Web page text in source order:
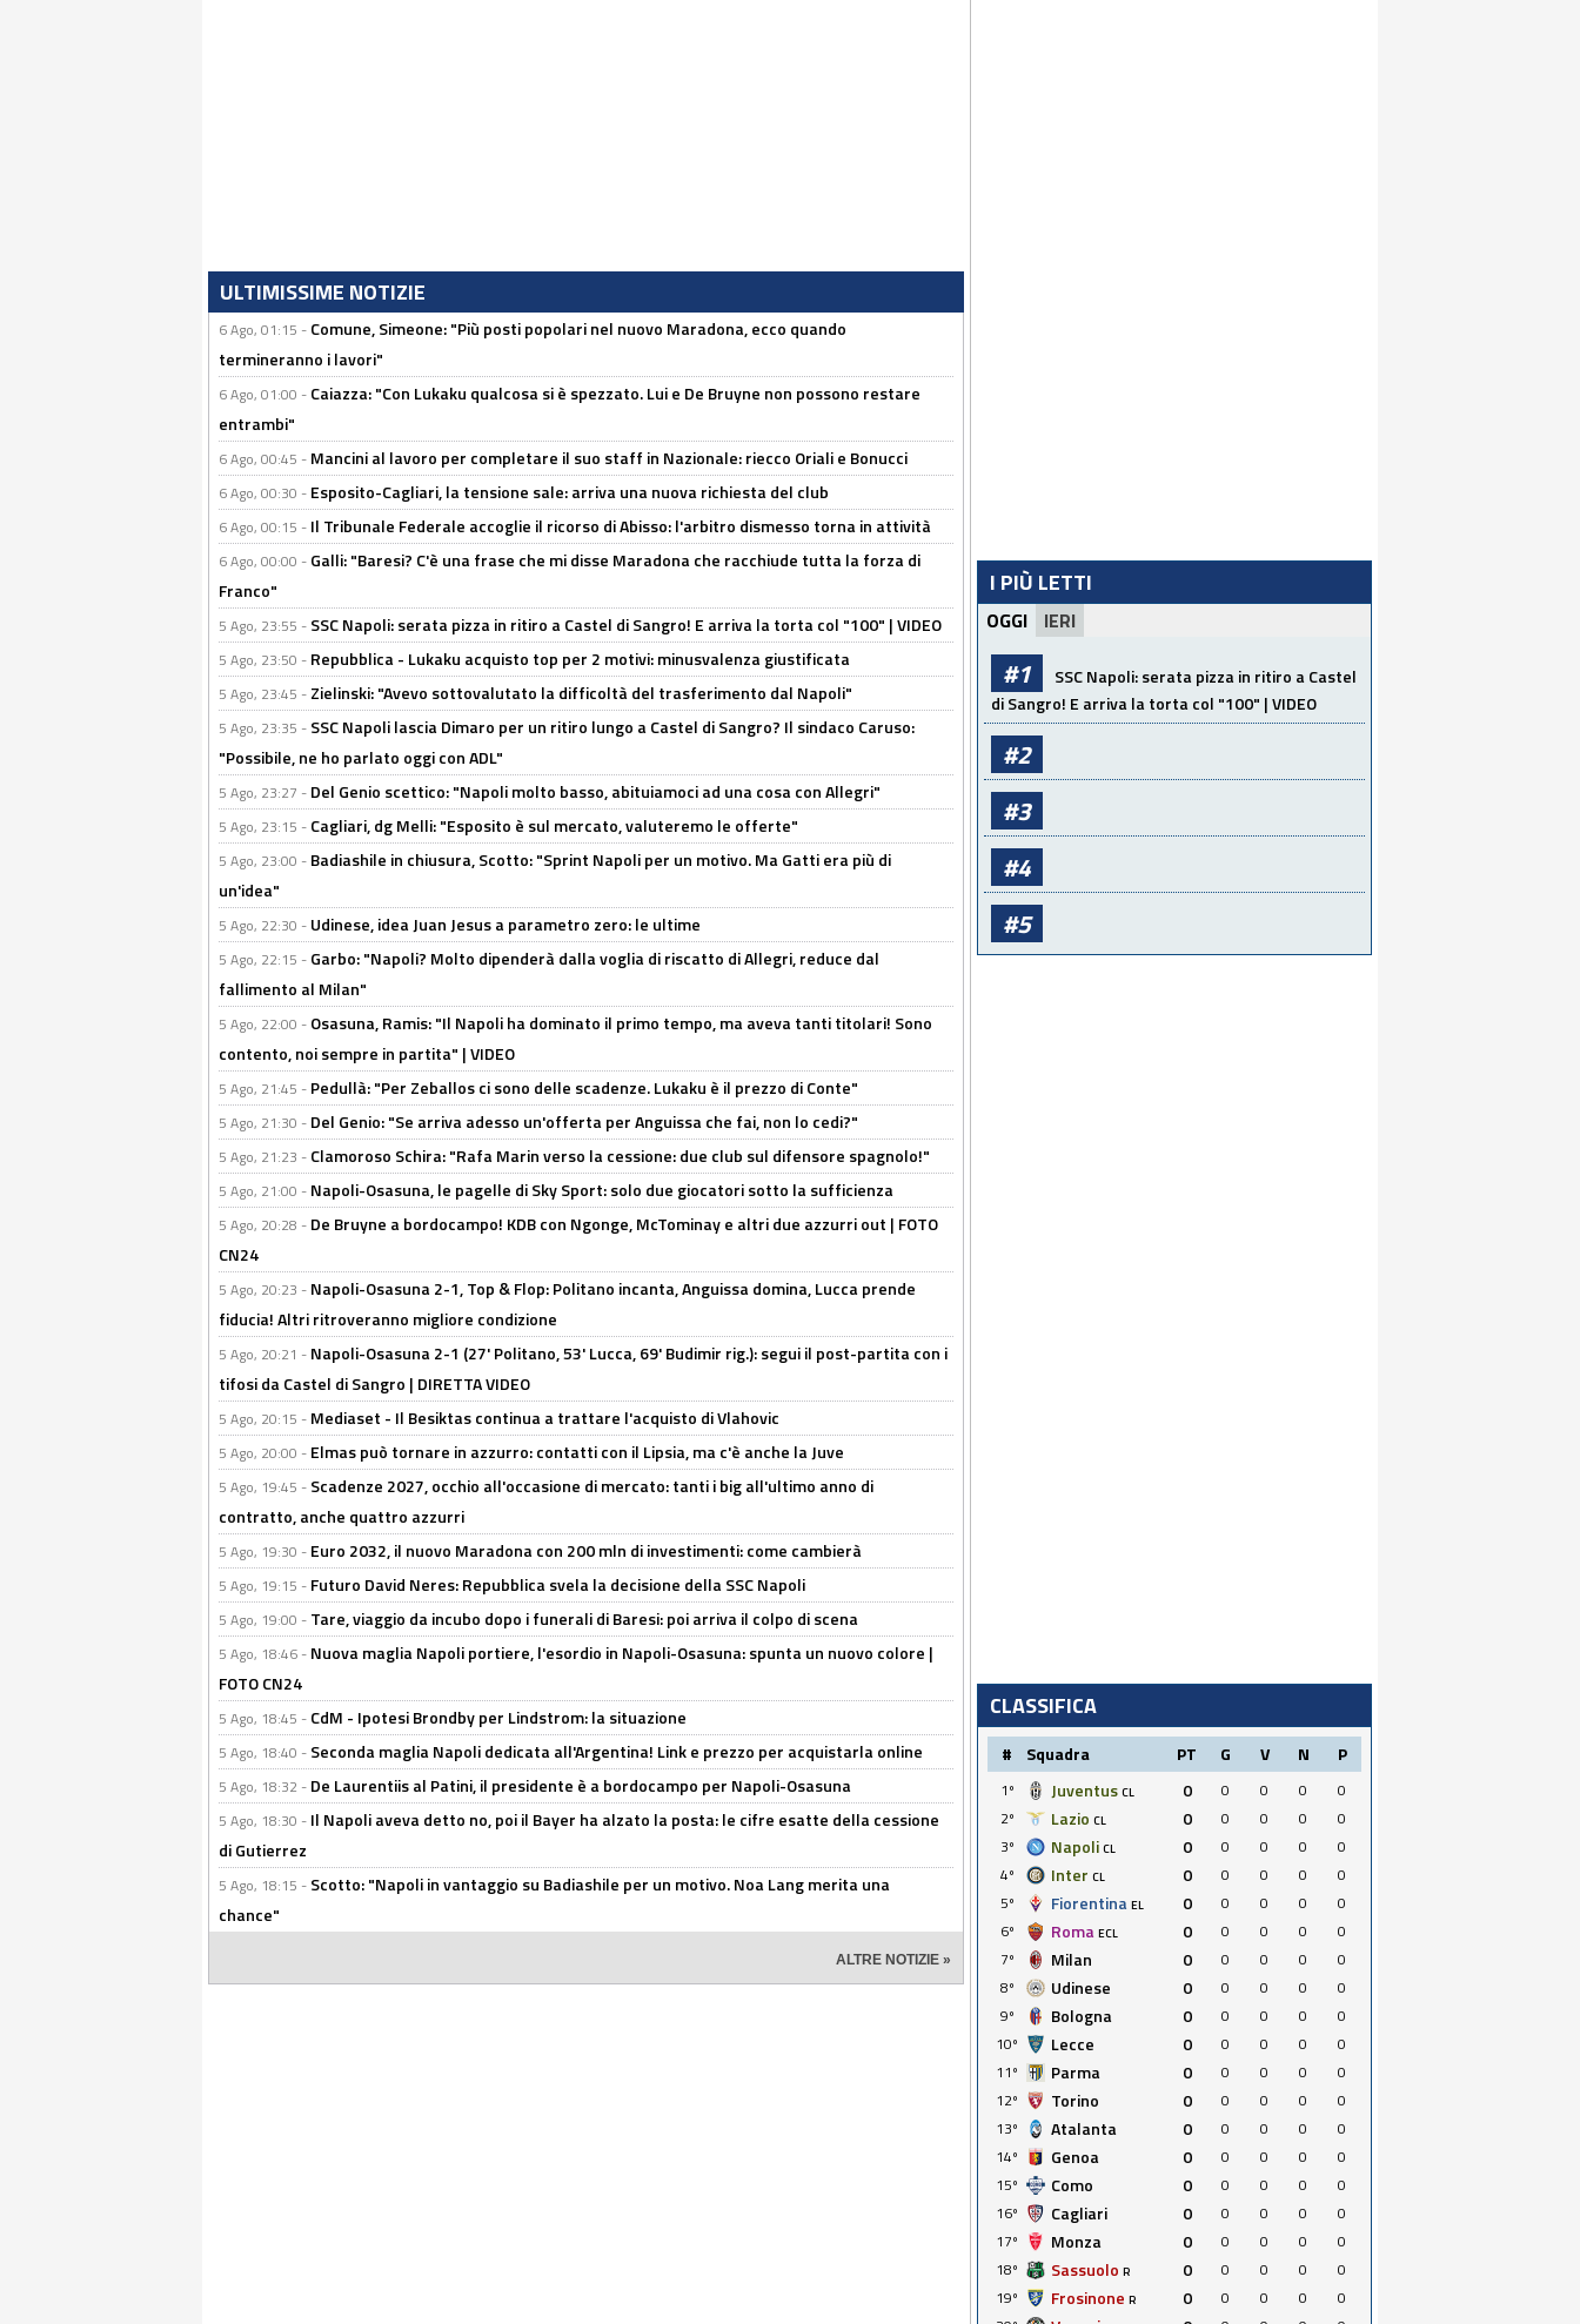
ULTIMISSIME NOTIZIE
6 Ago, 01:15 - Comune, Simeone: "Più posti popolari nel nuovo Maradona, ecco quando
termineranno i lavori"
6 Ago, 01:00 - Caiazza: "Con Lukaku qualcosa si è spezzato. Lui e De Bruyne non possono restare
entrambi"
6 Ago, 00:45 - Mancini al lavoro per completare il suo staff in Nazionale: riecco Oriali e Bonucci
6 Ago, 00:30 - Esposito-Cagliari, la tensione sale: arriva una nuova richiesta del club
6 Ago, 00:15 - Il Tribunale Federale accoglie il ricorso di Abisso: l'arbitro dismesso torna in attività
6 Ago, 00:00 - Galli: "Baresi? C'è una frase che mi disse Maradona che racchiude tutta la forza di
Franco"
5 Ago, 23:55 - SSC Napoli: serata pizza in ritiro a Castel di Sangro! E arriva la torta col "100" | VIDEO
5 Ago, 23:50 - Repubblica - Lukaku acquisto top per 2 motivi: minusvalenza giustificata
5 Ago, 23:45 - Zielinski: "Avevo sottovalutato la difficoltà del trasferimento dal Napoli"
5 Ago, 23:35 - SSC Napoli lascia Dimaro per un ritiro lungo a Castel di Sangro? Il sindaco Caruso:
"Possibile, ne ho parlato oggi con ADL"
5 Ago, 23:27 - Del Genio scettico: "Napoli molto basso, abituiamoci ad una cosa con Allegri"
5 Ago, 23:15 - Cagliari, dg Melli: "Esposito è sul mercato, valuteremo le offerte"
5 Ago, 23:00 - Badiashile in chiusura, Scotto: "Sprint Napoli per un motivo. Ma Gatti era più di
un'idea"
5 Ago, 22:30 - Udinese, idea Juan Jesus a parametro zero: le ultime
5 Ago, 22:15 - Garbo: "Napoli? Molto dipenderà dalla voglia di riscatto di Allegri, reduce dal
fallimento al Milan"
5 Ago, 22:00 - Osasuna, Ramis: "Il Napoli ha dominato il primo tempo, ma aveva tanti titolari! Sono
contento, noi sempre in partita" | VIDEO
5 Ago, 21:45 - Pedullà: "Per Zeballos ci sono delle scadenze. Lukaku è il prezzo di Conte"
5 Ago, 21:30 - Del Genio: "Se arriva adesso un'offerta per Anguissa che fai, non lo cedi?"
5 Ago, 21:23 - Clamoroso Schira: "Rafa Marin verso la cessione: due club sul difensore spagnolo!"
5 Ago, 21:00 - Napoli-Osasuna, le pagelle di Sky Sport: solo due giocatori sotto la sufficienza
5 Ago, 20:28 - De Bruyne a bordocampo! KDB con Ngonge, McTominay e altri due azzurri out | FOTO
CN24
5 Ago, 20:23 - Napoli-Osasuna 2-1, Top & Flop: Politano incanta, Anguissa domina, Lucca prende
fiducia! Altri ritroveranno migliore condizione
5 Ago, 20:21 - Napoli-Osasuna 2-1 (27' Politano, 53' Lucca, 69' Budimir rig.): segui il post-partita con i
tifosi da Castel di Sangro | DIRETTA VIDEO
5 Ago, 20:15 - Mediaset - Il Besiktas continua a trattare l'acquisto di Vlahovic
5 Ago, 20:00 - Elmas può tornare in azzurro: contatti con il Lipsia, ma c'è anche la Juve
5 Ago, 19:45 - Scadenze 2027, occhio all'occasione di mercato: tanti i big all'ultimo anno di
contratto, anche quattro azzurri
5 Ago, 19:30 - Euro 2032, il nuovo Maradona con 200 mln di investimenti: come cambierà
5 Ago, 19:15 - Futuro David Neres: Repubblica svela la decisione della SSC Napoli
5 Ago, 19:00 - Tare, viaggio da incubo dopo i funerali di Baresi: poi arriva il colpo di scena
5 Ago, 18:46 - Nuova maglia Napoli portiere, l'esordio in Napoli-Osasuna: spunta un nuovo colore |
FOTO CN24
5 Ago, 18:45 - CdM - Ipotesi Brondby per Lindstrom: la situazione
5 Ago, 18:40 - Seconda maglia Napoli dedicata all'Argentina! Link e prezzo per acquistarla online
5 Ago, 18:32 - De Laurentiis al Patini, il presidente è a bordocampo per Napoli-Osasuna
5 Ago, 18:30 - Il Napoli aveva detto no, poi il Bayer ha alzato la posta: le cifre esatte della cessione
di Gutierrez
5 Ago, 18:15 - Scotto: "Napoli in vantaggio su Badiashile per un motivo. Noa Lang merita una
chance"
ALTRE NOTIZIE »
I PIÙ LETTI
OGGI IERI
#1
SSC Napoli: serata pizza in ritiro a Castel
di Sangro! E arriva la torta col "100" | VIDEO
#2
#3
#4
#5
CLASSIFICA
# Squadra PT G V N P
1º Juventus CL 0 0 0 0
0
2º
Lazio CL 0 0 0 0
0
3º
Napoli CL 0 0 0 0
0
4º
Inter CL 0 0 0 0
0
5º
Fiorentina EL 0 0 0 0
0
6º
Roma ECL 0 0 0 0
0
7º
Milan 0 0 0 0
0
8º
Udinese 0 0 0 0
0
9º
Bologna 0 0 0 0
0
10º
Lecce 0 0 0 0
0
11º
Parma 0 0 0 0
0
12º
Torino 0 0 0 0
0
13º
Atalanta 0 0 0 0
0
14º
Genoa 0 0 0 0
0
15º
Como 0 0 0 0
0
16º
Cagliari 0 0 0 0
0
17º
Monza 0 0 0 0
0
18º
Sassuolo R 0 0 0 0
0
19º
Frosinone R 0 0 0 0
0